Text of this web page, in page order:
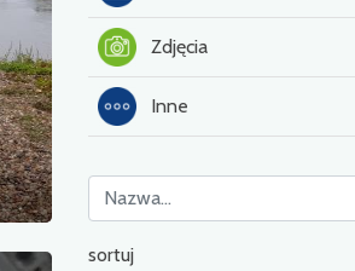
Zdjęcia
Inne
sortuj